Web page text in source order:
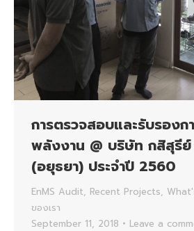
การตรวจสอบและรับรองก
พลังงาน @ บริษัท กสิสุรี
(อยุธยา) ประจำปี 2560
EnMS Audit, Recent Projects,
ของเรา
September 11, 2018
Leave a